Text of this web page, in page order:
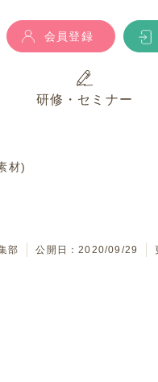
会員登録
研修・セミナー
材)
部 公開日：2020/09/29